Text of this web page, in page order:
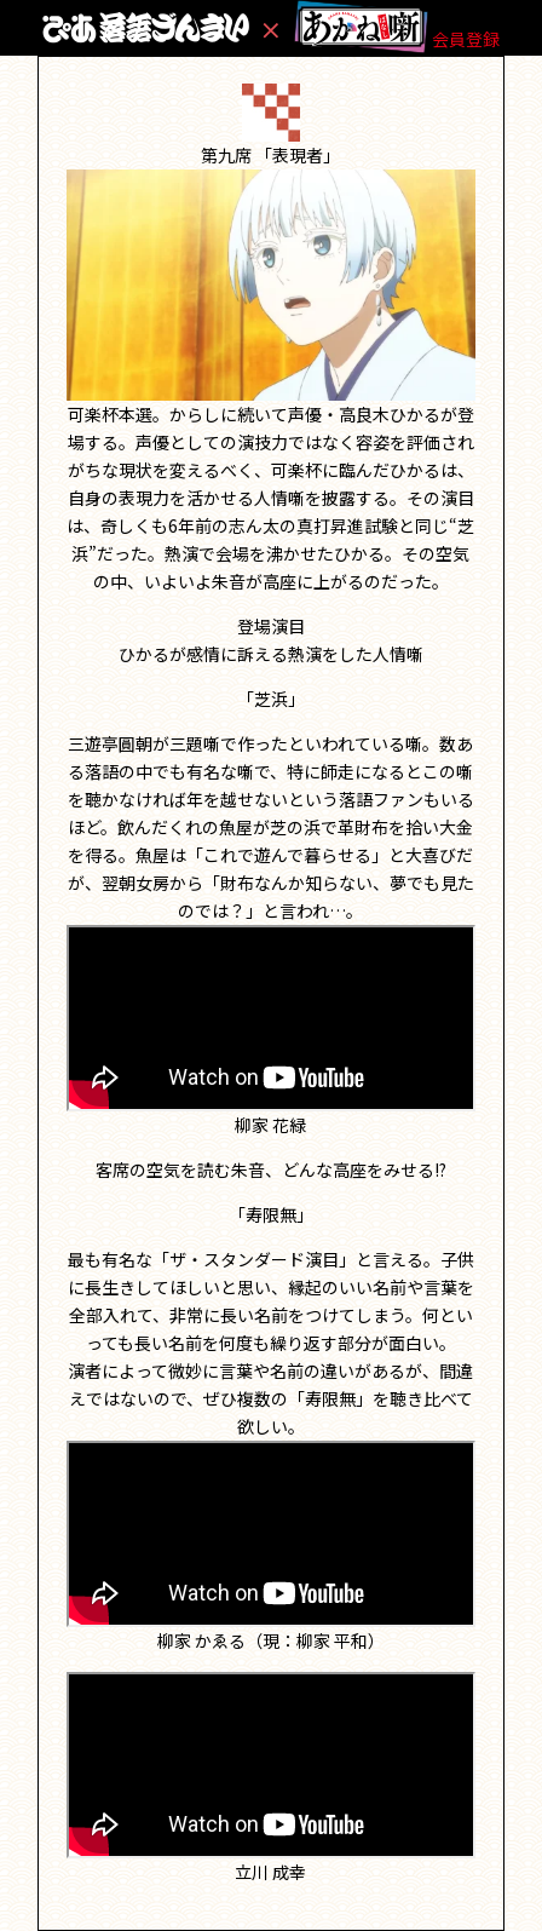
会員登録
第九席 「表現者」
可楽杯本選。からしに続いて声優・高良木ひかるが登
場する。声優としての演技力ではなく容姿を評価され
がちな現状を変えるべく、可楽杯に臨んだひかるは、
自身の表現力を活かせる人情噺を披露する。その演目
は、奇しくも6年前の志ん太の真打昇進試験と同じ“芝
浜”だった。熱演で会場を沸かせたひかる。その空気
の中、いよいよ朱音が高座に上がるのだった。
登場演目
ひかるが感情に訴える熱演をした人情噺
「芝浜」
三遊亭圓朝が三題噺で作ったといわれている噺。数あ
る落語の中でも有名な噺で、特に師走になるとこの噺
を聴かなければ年を越せないという落語ファンもいる
ほど。飲んだくれの魚屋が芝の浜で革財布を拾い大金
を得る。魚屋は「これで遊んで暮らせる」と大喜びだ
が、翌朝女房から「財布なんか知らない、夢でも見た
のでは？」と言われ…。
柳家 花緑
客席の空気を読む朱音、どんな高座をみせる!?
「寿限無」
最も有名な「ザ・スタンダード演目」と言える。子供
に長生きしてほしいと思い、縁起のいい名前や言葉を
全部入れて、非常に長い名前をつけてしまう。何とい
っても長い名前を何度も繰り返す部分が面白い。
演者によって微妙に言葉や名前の違いがあるが、間違
えではないので、ぜひ複数の「寿限無」を聴き比べて
欲しい。
柳家 かゑる（現：柳家 平和）
立川 成幸